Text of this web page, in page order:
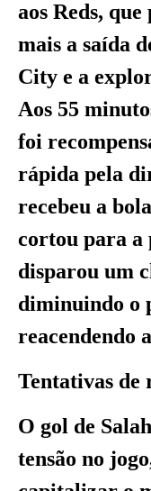
aos Reds,
mais a saída
City e a
Aos 55
foi
rápida pela
recebeu a
cortou para a
disparou um
diminuindo o
reacendendo
Tentativas de
O gol de
tensão no